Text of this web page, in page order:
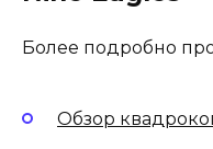
Более подробно
Обзор